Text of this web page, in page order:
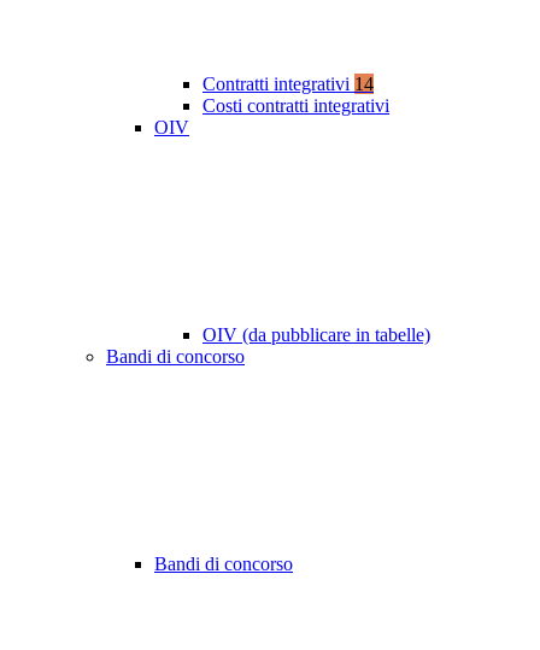
Contratti integrativi 14
Costi contratti integrativi
OIV
OIV (da pubblicare in tabelle)
Bandi di concorso
Bandi di concorso